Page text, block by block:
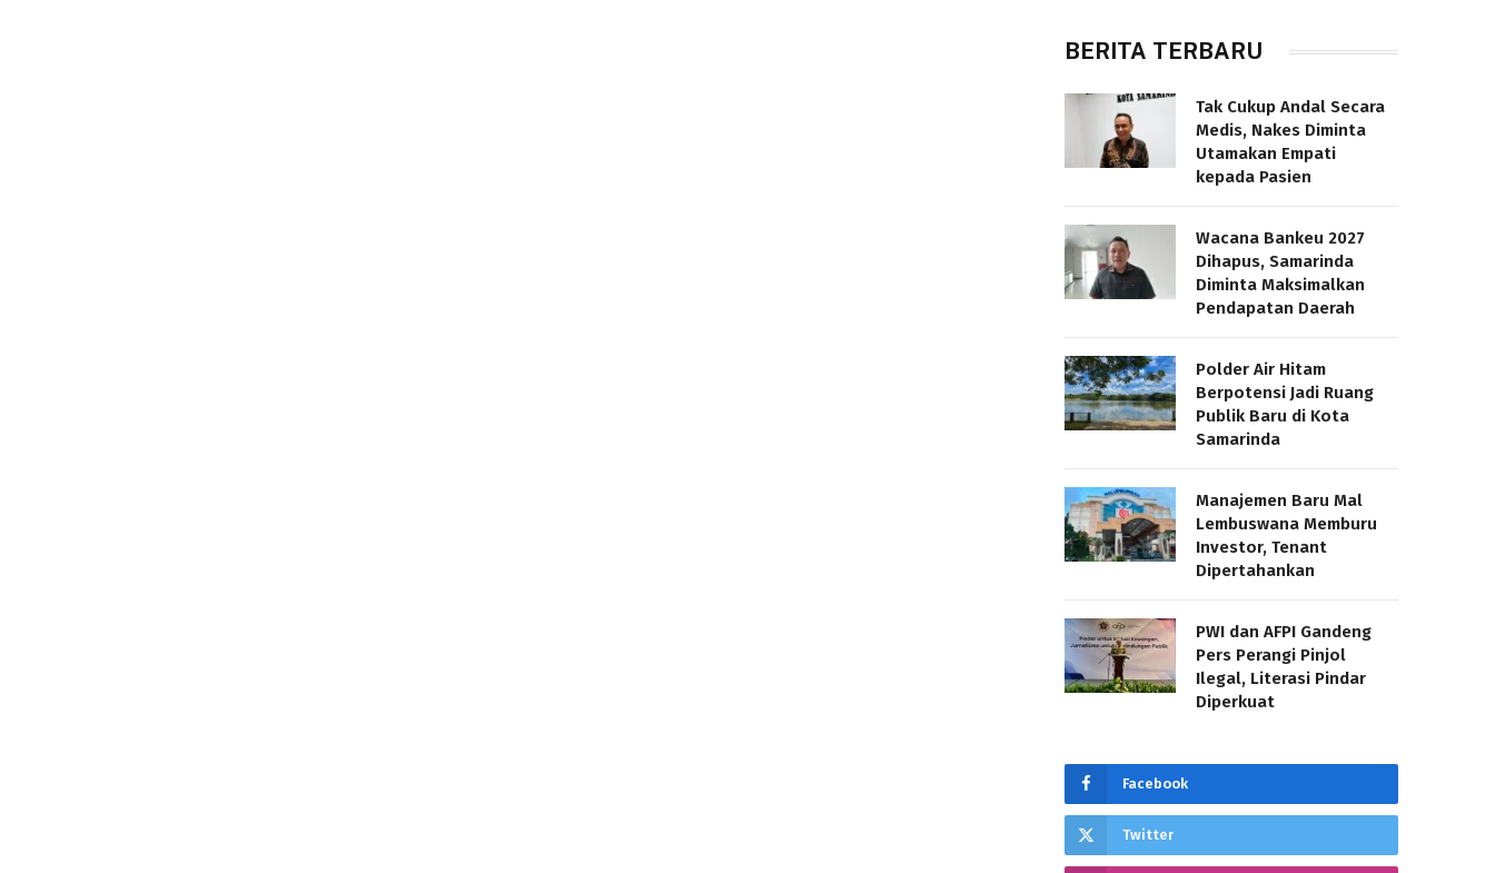
BERITA TERBARU
Tak Cukup Andal Secara
Medis, Nakes Diminta
Utamakan Empati
kepada Pasien
Wacana Bankeu 2027
Dihapus, Samarinda
Diminta Maksimalkan
Pendapatan Daerah
Polder Air Hitam
Berpotensi Jadi Ruang
Publik Baru di Kota
Samarinda
Manajemen Baru Mal
Lembuswana Memburu
Investor, Tenant
Dipertahankan
PWI dan AFPI Gandeng
Pers Perangi Pinjol
Ilegal, Literasi Pindar
Diperkuat
Facebook
Twitter